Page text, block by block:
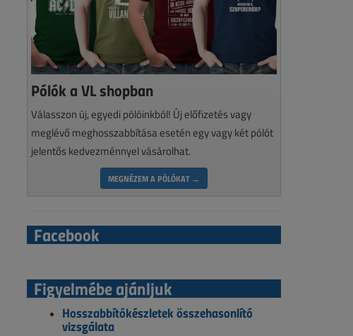
Pólók a VL shopban
Válasszon új, egyedi pólóinkból! Új előfizetés vagy
meglévő meghosszabbítása esetén egy vagy két pólót
jelentős kedvezménnyel vásárolhat.
MEGNÉZEM A PÓLÓKAT →
Facebook
Figyelmébe ajánljuk
Hosszabbítókészletek összehasonlító
vizsgálata